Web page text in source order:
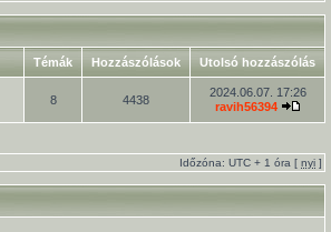
Témák Hozzászólások Utolsó hozzászólás
8 4438
2024.06.07. 17:26
ravih56394
Időzóna: UTC + 1 óra [ nyi ]